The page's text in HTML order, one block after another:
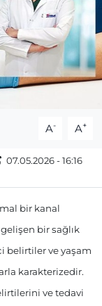
A- A+
07.05.2026 - 16:16
bir kanal
bir sağlık
belirtiler ve yaşam
karakterizedir.
ve tedavi